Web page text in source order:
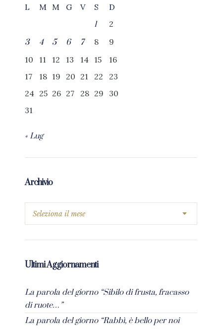
L
M M G V S
D
1
2
3
4 5 6 7 8
9
10
11 12 13 14 15
16
17
18 19 20 21 22
23
24 25 26 27 28 29
30
31
« Lug
Archivio
Ultimi Aggiornamenti
La parola del giorno “Sibilo di frusta, fracasso
di ruote…”
La parola del giorno “Rabbì, è bello per noi